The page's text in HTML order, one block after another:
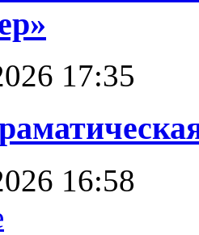
17:35
16:58